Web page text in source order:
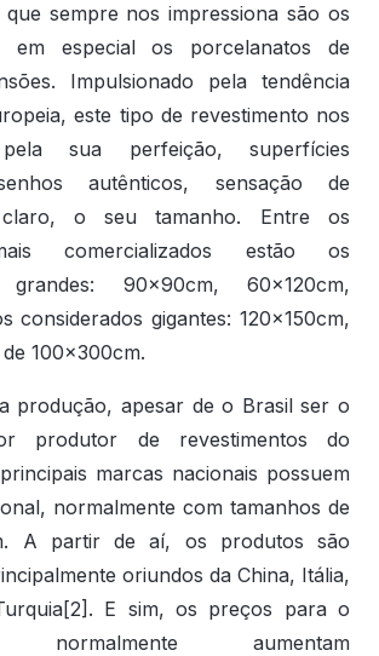
que sempre nos impressiona são os
em especial os porcelanatos de
Impulsionado pela tendência
este tipo de revestimento nos
pela sua perfeição, superfícies
autênticos, sensação de
o seu tamanho. Entre os
comercializados estão os
grandes: 90x90cm, 60x120cm,
considerados gigantes: 120x150cm,
100x300cm.
produção, apesar de o Brasil ser o
produtor de revestimentos do
marcas nacionais possuem
normalmente com tamanhos de
A partir de aí, os produtos são
oriundos da China, Itália,
E sim, os preços para o
normalmente aumentam